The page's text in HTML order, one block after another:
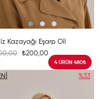
Kazayağı Eşarp Oil
₺200,00
4 ÜRÜN 480₺
%33